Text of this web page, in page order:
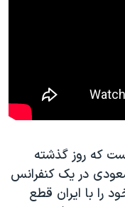
که روز گذشته
در یک کنفرانس
را با ایران قطع